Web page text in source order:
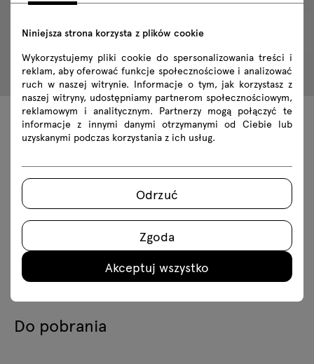
Dane techniczne
Specyfikacja techniczna
Wykończenia
Do pobrania
Niniejsza strona korzysta z plików cookie
Wykorzystujemy pliki cookie do spersonalizowania treści i
reklam, aby oferować funkcje społecznościowe i analizować
ruch w naszej witrynie. Informacje o tym, jak korzystasz z
naszej witryny, udostępniamy partnerom społecznościowym,
reklamowym i analitycznym. Partnerzy mogą połączyć te
informacje z innymi danymi otrzymanymi od Ciebie lub
uzyskanymi podczas korzystania z ich usług.
Odrzuć
Zgoda
Akceptuj wszystko